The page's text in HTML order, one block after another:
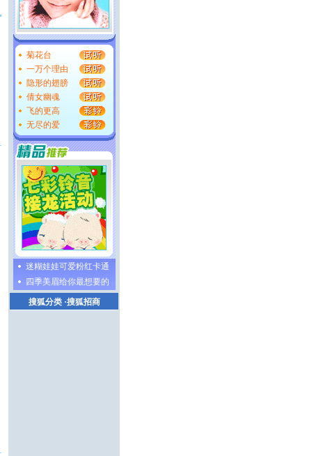
菊花台
一万个理由
隐形的翅膀
倩女幽魂
飞的更高
无尽的爱
迷糊娃娃可爱粉红卡通
四季美眉给你最想要的
搜狐分类·搜狐招商